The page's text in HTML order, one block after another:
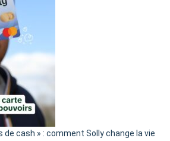
de cash » : comment Solly change la vie